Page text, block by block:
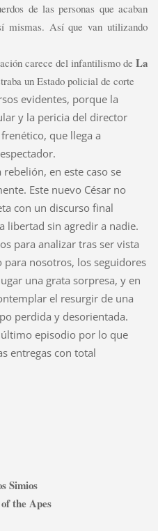
de las personas que acaban
mismas. Así que van utilizando
carece del infantilismo de La
un Estado policial de corte
evidentes, porque la
y la pericia del director
que llega a
en este caso se
Este nuevo César no
con un discurso final
libertad sin agredir a nadie.
para analizar tras ser vista
para nosotros, los seguidores
una grata sorpresa, y en
el resurgir de una
perdida y desorientada.
episodio por lo que
entregas con total
Simios
the Apes